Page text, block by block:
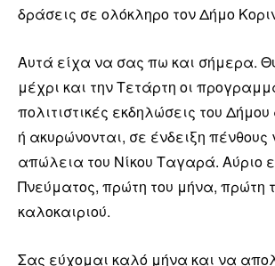
δράσεις σε ολόκληρο τον Δήμο
Αυτά είχα να σας πω και σήμερα.
μέχρι και την Τετάρτη οι
πολιτιστικές εκδηλώσεις του
ή ακυρώνονται, σε ένδειξη πένθους
απώλεια του Νίκου Ταγαρά. Αύριο
Πνεύματος, πρώτη του μήνα, πρώτη
καλοκαιριού.
Σας εύχομαι καλό μήνα και να